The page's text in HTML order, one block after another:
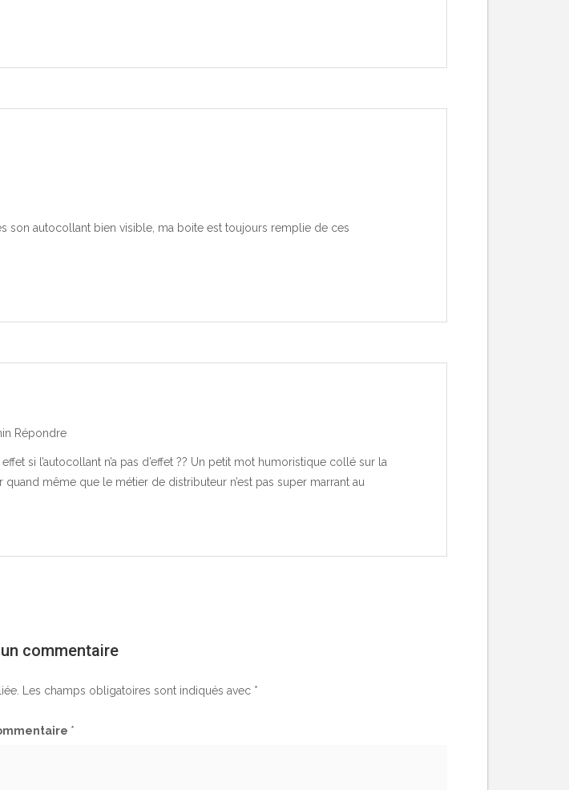
son autocollant bien visible, ma boite est toujours remplie de ces
Répondre
si l’autocollant n’a pas d’effet ?? Un petit mot humoristique collé sur la
quand même que le métier de distributeur n’est pas super marrant au
commentaire
Les champs obligatoires sont indiqués avec *
*